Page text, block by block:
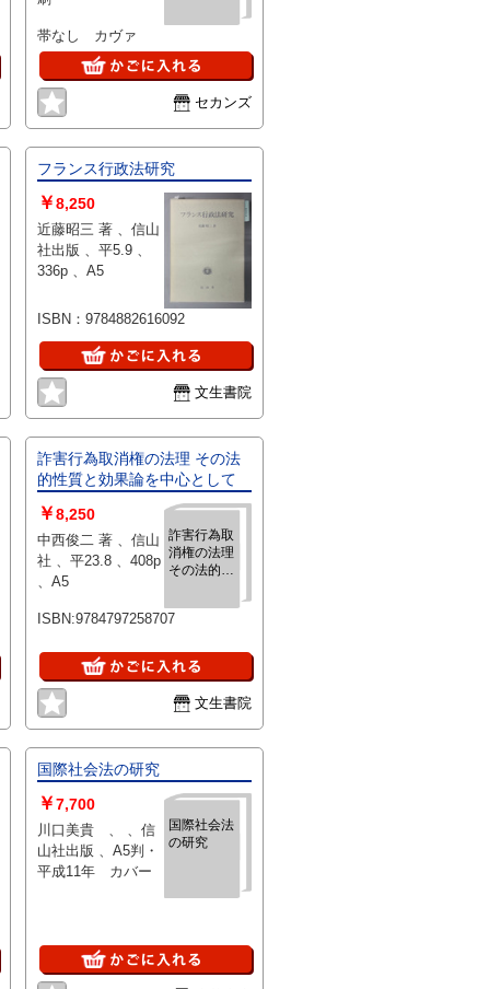
—自然生態
とその守り
方
帯なし カヴァ
セカンズ
フランス行政法研究
￥8,250
近藤昭三 著 、信山
社出版 、平5.9 、
336p 、A5
ISBN：9784882616092
文生書院
詐害行為取消権の法理 その法
的性質と効果論を中心として
詐害行為取
消権の法理
その法的性
を中心とし
て
￥8,250
中西俊二 著 、信山
社 、平23.8 、408p
、A5
ISBN:9784797258707
文生書院
国際社会法の研究
国際社会法
の研究
￥7,700
川口美貴 、 、信
山社出版 、A5判・
平成11年 カバー